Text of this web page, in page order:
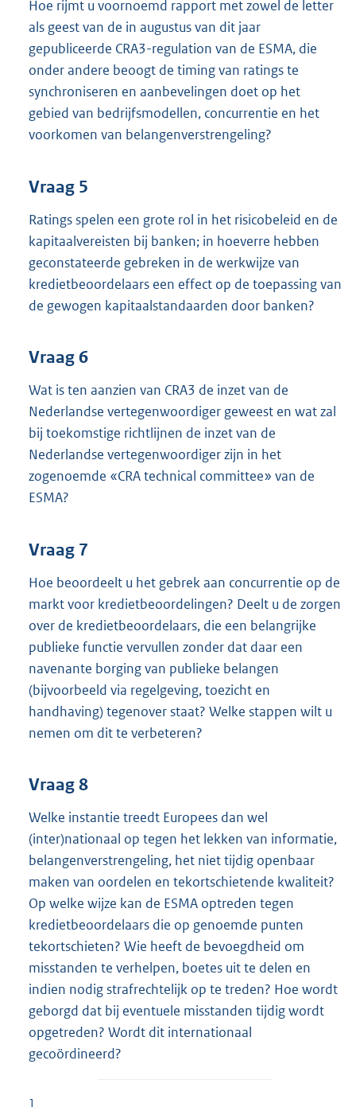
Hoe rijmt u voornoemd rapport met zowel de letter
als geest van de in augustus van dit jaar
gepubliceerde CRA3-regulation van de ESMA, die
onder andere beoogt de timing van ratings te
synchroniseren en aanbevelingen doet op het
gebied van bedrijfsmodellen, concurrentie en het
voorkomen van belangenverstrengeling?
Vraag 5
Ratings spelen een grote rol in het risicobeleid en de
kapitaalvereisten bij banken; in hoeverre hebben
geconstateerde gebreken in de werkwijze van
kredietbeoordelaars een effect op de toepassing van
de gewogen kapitaalstandaarden door banken?
Vraag 6
Wat is ten aanzien van CRA3 de inzet van de
Nederlandse vertegenwoordiger geweest en wat zal
bij toekomstige richtlijnen de inzet van de
Nederlandse vertegenwoordiger zijn in het
zogenoemde «CRA technical committee» van de
ESMA?
Vraag 7
Hoe beoordeelt u het gebrek aan concurrentie op de
markt voor kredietbeoordelingen? Deelt u de zorgen
over de kredietbeoordelaars, die een belangrijke
publieke functie vervullen zonder dat daar een
navenante borging van publieke belangen
(bijvoorbeeld via regelgeving, toezicht en
handhaving) tegenover staat? Welke stappen wilt u
nemen om dit te verbeteren?
Vraag 8
Welke instantie treedt Europees dan wel
(inter)nationaal op tegen het lekken van informatie,
belangenverstrengeling, het niet tijdig openbaar
maken van oordelen en tekortschietende kwaliteit?
Op welke wijze kan de ESMA optreden tegen
kredietbeoordelaars die op genoemde punten
tekortschieten? Wie heeft de bevoegdheid om
misstanden te verhelpen, boetes uit te delen en
indien nodig strafrechtelijk op te treden? Hoe wordt
geborgd dat bij eventuele misstanden tijdig wordt
opgetreden? Wordt dit internationaal
gecoördineerd?
1